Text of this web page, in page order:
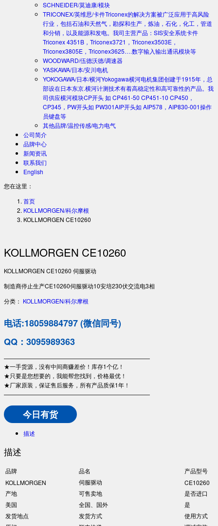
SCHNEIDER/莫迪康/模块
TRICONEX/英维思/卡件Triconex的解决方案被广泛应用于高风险
行业，包括石油和天然气，勘探和生产，炼油，石化，化工，管道
和分销，以及能源和发电。我司主营产品：SIS安全系统卡件
Triconex 4351B，Triconex3721，Triconex3503E，
Triconex3805E，Triconex3625….数字输入输出通讯模块等
WOODWARD/伍德沃德/调速器
YASKAWA/日本/安川电机
YOKOGAWA/日本/横河Yokogawa横河电机集团创建于1915年，总
部设在日本东京.横河计测技术有着高稳定性和高可靠性的产品。我
司供应横河模块CP开头 如 CP461-50 CP451-10 CP450，
CP345，PW开头如 PW301AIP开头如 AIP578，AIP830-001操作
员键盘等
其他品牌/温控传感/电力电气
公司简介
品牌中心
新闻资讯
联系我们
English
您在这里：
首页
KOLLMORGEN/科尔摩根
KOLLMORGEN CE10260
KOLLMORGEN CE10260
KOLLMORGEN CE10260 伺服驱动
制造商停止生产CE10260伺服驱动10安培230伏交流电3相
分类： KOLLMORGEN/科尔摩根
电话:18059884797 (微信同号)
QQ：3095989363
—————————————————————————
★一手货源，没有中间商赚差价！库存1个亿！
★只要是您想要的，我能帮您找到，价格最优！
★厂家原装，保证售后服务，所有产品质保1年！
—————————————————————————
今日有货
描述
描述
品牌 品名
产品型号
KOLLMORGEN
伺服驱动
CE10260
产地
可售卖地
是否进口
美国
全国、国外
是
发货地点
发货方式
使用方式